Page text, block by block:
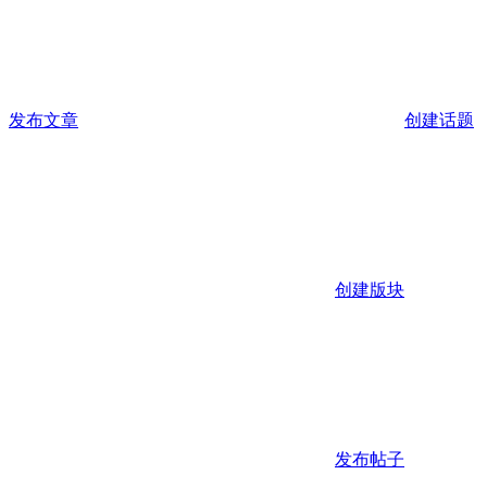
发布文章 创建话题
创建版块
发布帖子